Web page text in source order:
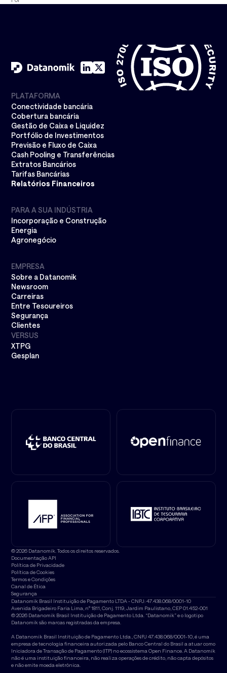
PLATAFORMA
Conectividade bancária
Cobertura bancária
Gestão de Caixa e Liquidez
Portfólio de Investimentos
Previsão e Fluxo de Caixa
Cash Pooling e Transferências
Extratos Bancários
Tarifas Bancárias
Relatórios Financeiros
PARA A SUA INDÚSTRIA
Incorporação e Construção
Energia
Agronegócio
EMPRESA
Sobre a Datanomik
Newsroom
Carreiras
Entre Tesoureiros
Segurança
Clientes
VERSUS
XTPG
Gesplan
© 2026 Datanomik. Todos os direitos reservados.
Documentação API
Política de Privacidade
Política de Cookies
Termos e Condições
Canal de Ética
Segurança
Datanomik Brasil Instituição de Pagamento LTDA - CNPJ: 47.438.068/0001-10
Avenida Brigadeiro Faria Lima, nº 1811, Conj. 1119, Jardim Paulistano, CEP 01.452-001
© 2026 Datanomik Brasil Instituição de Pagamento Ltda. “Datanomik” e o logotipo
Datanomik são marcas registradas da empresa.
A Datanomik Brasil Instituição de Pagamento Ltda., CNPJ 47.438.068/0001-10, é uma
empresa de tecnologia financeira autorizada pelo Banco Central do Brasil a atuar como
Iniciadora de Transação de Pagamento (ITP) no ecossistema Open Finance. A Datanomik
não é uma instituição financeira, não realiza operações de crédito, não capta depósitos
e não emite moeda eletrônica.